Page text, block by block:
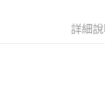
2.基於同意付款使用「
後付繳納相關費用。
※ 交易是否成功請以「
每筆NT$80，滿
詳細說